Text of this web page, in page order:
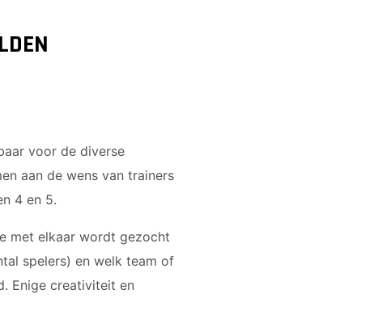
voor de diverse
aan de wens van trainers
4 en 5.
met elkaar wordt gezocht
spelers) en welk team of
Enige creativiteit en